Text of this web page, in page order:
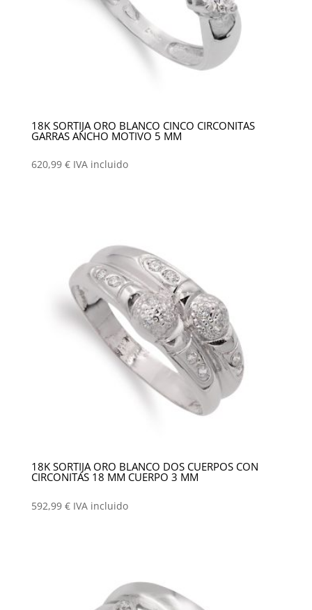
18K SORTIJA ORO BLANCO CINCO CIRCONITAS
GARRAS ANCHO MOTIVO 5 MM
620,99 € IVA incluido
18K SORTIJA ORO BLANCO DOS CUERPOS CON
CIRCONITAS 18 MM CUERPO 3 MM
592,99 € IVA incluido